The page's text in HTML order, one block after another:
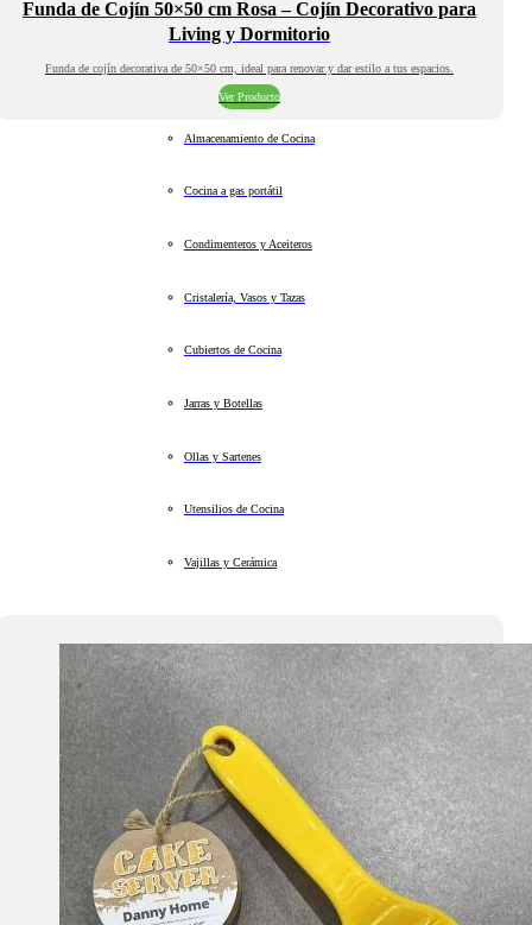
Funda de Cojín 50×50 cm Rosa – Cojín Decorativo para
Living y Dormitorio
Funda de cojín decorativa de 50×50 cm, ideal para renovar y dar estilo a tus espacios.
Ver Producto
Almacenamiento de Cocina
Cocina a gas portátil
Condimenteros y Aceiteros
Cristalería, Vasos y Tazas
Cubiertos de Cocina
Jarras y Botellas
Ollas y Sartenes
Utensilios de Cocina
Vajillas y Cerámica